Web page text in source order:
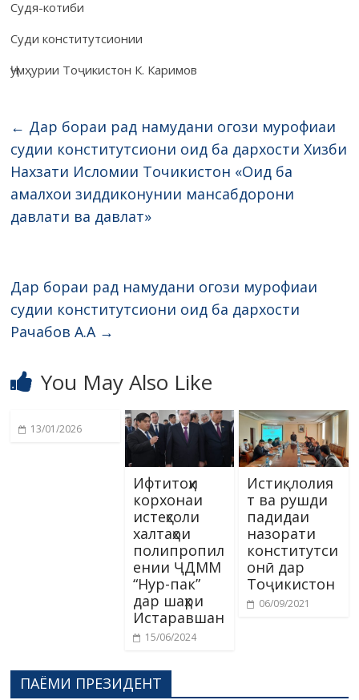
Судя-котиби
Суди конститутсионии
Ҷумҳурии Тоҷикистон К. Каримов
← Дар бораи рад намудани огози мурофиаи
судии конститутсиони оид ба дархости Хизби
Нахзати Исломии Точикистон «Оид ба
амалхои зиддиконунии мансабдорони
давлати ва давлат»
Дар бораи рад намудани огози мурофиаи
судии конститутсиони оид ба дархости
Рачабов А.А →
You May Also Like
13/01/2026
Ифтитоҳи
корхонаи
истеҳсоли
халтаҳои
полипропил
ении ҶДММ
“Нур-пак”
дар шаҳри
Истаравшан
15/06/2024
Истиқлолия
т ва рушди
падидаи
назорати
конститутси
онӣ дар
Тоҷикистон
06/09/2021
ПАЁМИ ПРЕЗИДЕНТ